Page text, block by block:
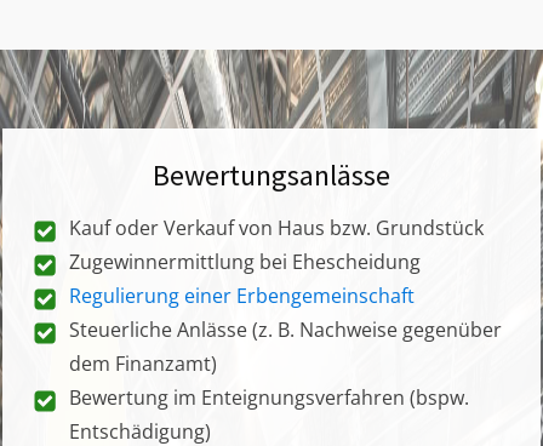
Bewertungsanlässe
Kauf oder Verkauf von Haus bzw. Grundstück
Zugewinnermittlung bei Ehescheidung
Regulierung einer Erbengemeinschaft
Steuerliche Anlässe (z. B. Nachweise gegenüber
dem Finanzamt)
Bewertung im Enteignungsverfahren (bspw.
Entschädigung)